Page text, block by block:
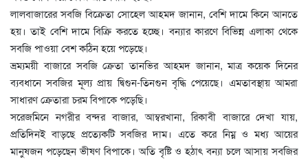
লালবাজারের সবজি বিক্রেতা সোহেল আহমদ জানান, বেশি দামে কিনে আনতে
হয়। তাই বেশি দামে বিক্রি করতে হচ্ছে। বন্যার কারণে বিভিন্ন এলাকা থেকে
সবজি পাওয়া বেশ কঠিন হয়ে পড়েছে।
ভ্রম্যময়ী বাজারে সবজি ক্রেতা তানভির আহমদ জানান, মাত্র কয়েক দিনের
ব্যবধানে সবজির মূল্য প্রায় দ্বিগুন-তিনগুন বৃদ্ধি পেয়েছে। এমতাবস্থায় আমরা
সাধারণ ক্রেতারা চরম বিপাকে পড়েছি।
সরেজমিনে নগরীর বন্দর বাজার, আম্বরখানা, রিকাবী বাজারে দেখা যায়,
প্রতিদিনই বাড়ছে প্রত্যেকটি সবজির দাম। এতে করে নিম্ন ও মধ্য আয়ের
মানুষজন পড়েছেন ভীষণ বিপাকে। অতি বৃষ্টি ও হঠাৎ বন্যা চলে আসায় সবজির